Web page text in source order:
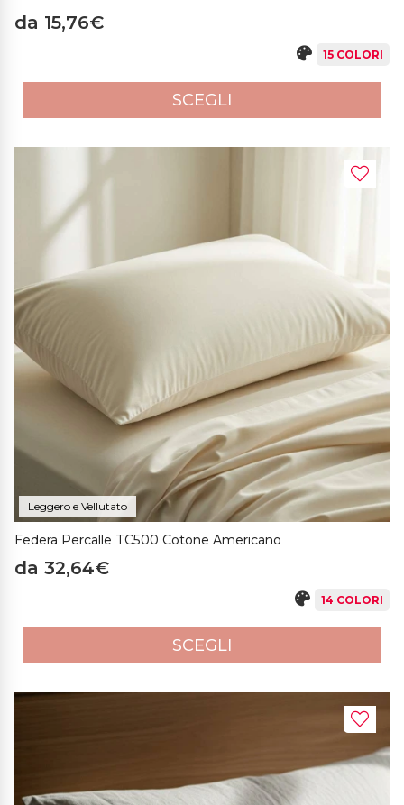
da 15,76€
15 COLORI
SCEGLI
Leggero e Vellutato
Federa Percalle TC500 Cotone Americano
da 32,64€
14 COLORI
SCEGLI